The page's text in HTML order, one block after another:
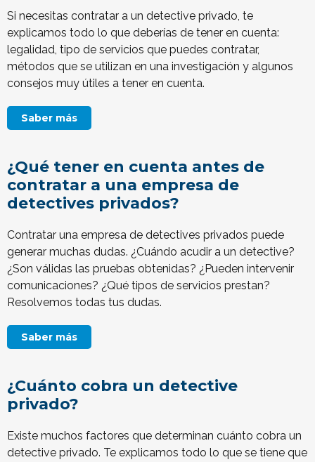
Si necesitas contratar a un detective privado, te
explicamos todo lo que deberías de tener en cuenta:
legalidad, tipo de servicios que puedes contratar,
métodos que se utilizan en una investigación y algunos
consejos muy útiles a tener en cuenta.
Saber más
¿Qué tener en cuenta antes de
contratar a una empresa de
detectives privados?
Contratar una empresa de detectives privados puede
generar muchas dudas. ¿Cuándo acudir a un detective?
¿Son válidas las pruebas obtenidas? ¿Pueden intervenir
comunicaciones? ¿Qué tipos de servicios prestan?
Resolvemos todas tus dudas.
Saber más
¿Cuánto cobra un detective
privado?
Existe muchos factores que determinan cuánto cobra un
detective privado. Te explicamos todo lo que se tiene que